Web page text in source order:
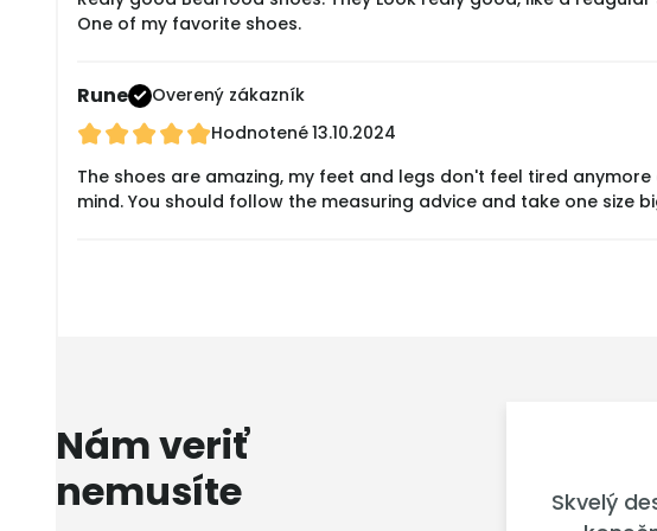
One of my favorite shoes.
Rune
Overený zákazník
Hodnotené13.10.2024
The shoes are amazing, my feet and legs don't feel tired
mind. You should follow the measuring advice and take one size
Nám veriť
nemusíte
Skvelý